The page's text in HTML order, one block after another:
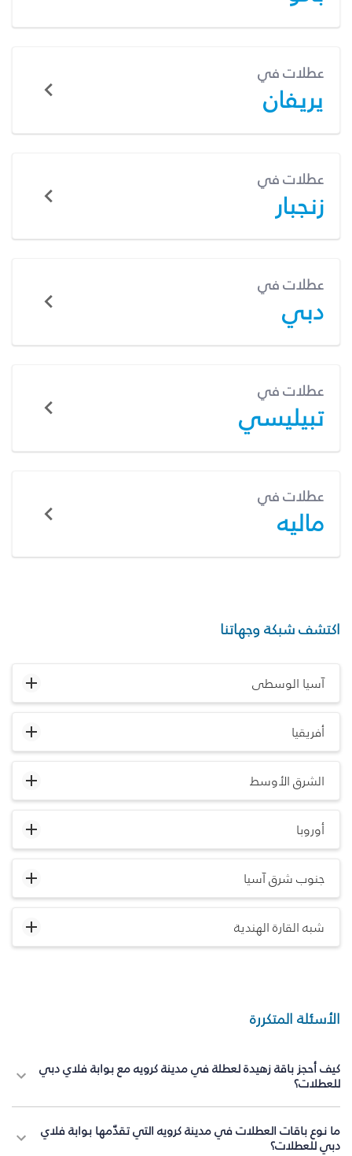
عطلات في
يريفان
عطلات في
زنجبار
عطلات في
دبي
عطلات في
تبيليسي
عطلات في
ماليه
اكتشف شبكة وجهاتنا
آسيا الوسطى
أفريقيا
الشرق الأوسط
أوروبا
جنوب شرق آسيا
شبه القارة الهندية
الأسئلة المتكررة
كيف أحجز باقة زهيدة لعطلة في مدينة كرويه مع بوابة فلاي دبي
للعطلات؟
ما نوع باقات العطلات في مدينة كرويه التي تقدّمها بوابة فلاي
دبي للعطلات؟